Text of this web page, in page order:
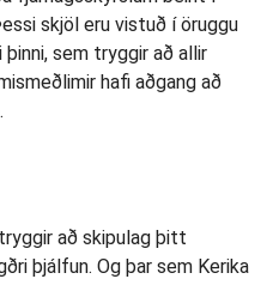
skjöl eru vistuð í öruggu
sem tryggir að allir
hafi aðgang að
að skipulag þitt
þjálfun. Og þar sem Kerika